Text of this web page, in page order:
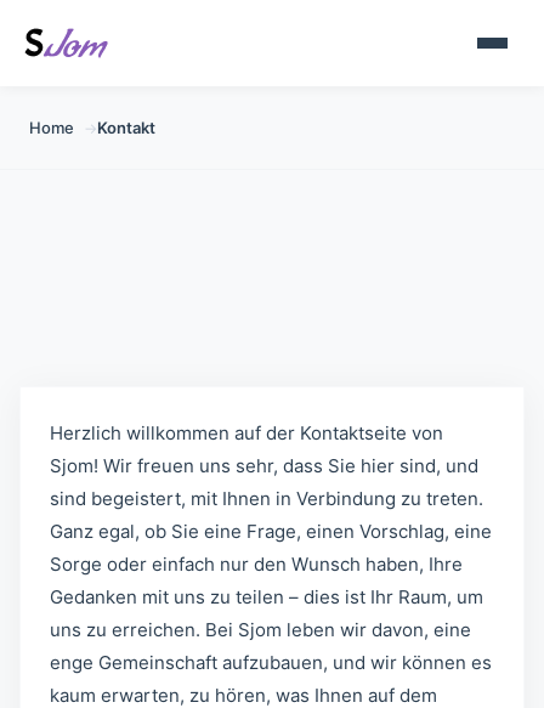
Home →Kontakt
Herzlich willkommen auf der Kontaktseite von
Sjom! Wir freuen uns sehr, dass Sie hier sind, und
sind begeistert, mit Ihnen in Verbindung zu treten.
Ganz egal, ob Sie eine Frage, einen Vorschlag, eine
Sorge oder einfach nur den Wunsch haben, Ihre
Gedanken mit uns zu teilen – dies ist Ihr Raum, um
uns zu erreichen. Bei Sjom leben wir davon, eine
enge Gemeinschaft aufzubauen, und wir können es
kaum erwarten, zu hören, was Ihnen auf dem